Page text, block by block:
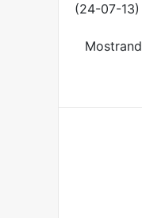
(24-07-13)